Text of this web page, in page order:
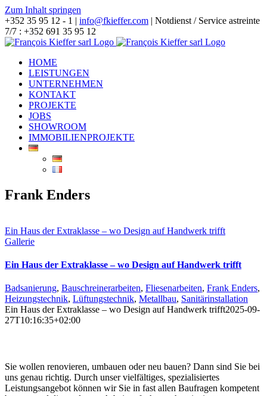
Zum Inhalt springen
+352 35 95 12 - 1 | info@fkieffer.com | Notdienst / Service astreinte
7/7 : +352 691 35 95 12
HOME
LEISTUNGEN
UNTERNEHMEN
KONTAKT
PROJEKTE
JOBS
SHOWROOM
IMMOBILIENPROJEKTE
Frank Enders
Ein Haus der Extraklasse – wo Design auf Handwerk trifft
Gallerie
Ein Haus der Extraklasse – wo Design auf Handwerk trifft
Badsanierung, Bauschreinerarbeiten, Fliesenarbeiten, Frank Enders,
Heizungstechnik, Lüftungstechnik, Metallbau, Sanitärinstallation
Ein Haus der Extraklasse – wo Design auf Handwerk trifft2025-09-
27T10:16:35+02:00
Sie wollen renovieren, umbauen oder neu bauen? Dann sind Sie bei
uns genau richtig. Durch unser vielfältiges, spezialisiertes
Leistungsangebot können wir Sie in fast allen Baufragen kompetent